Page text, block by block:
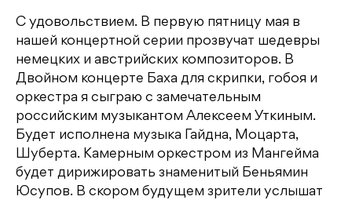
С удовольствием. В первую пятницу мая в
нашей концертной серии прозвучат шедевры
немецких и австрийских композиторов. В
Двойном концерте Баха для скрипки, гобоя и
оркестра я сыграю с замечательным
российским музыкантом Алексеем Уткиным.
Будет исполнена музыка Гайдна, Моцарта,
Шуберта. Камерным оркестром из Мангейма
будет дирижировать знаменитый Беньямин
Юсупов. В скором будущем зрители услышат